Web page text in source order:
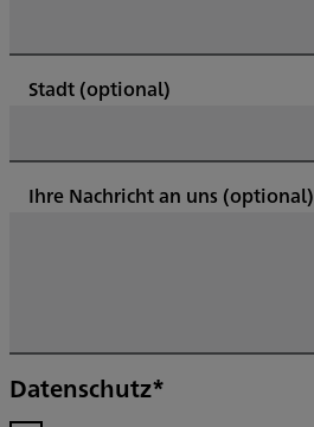
Stadt (optional)
Ihre Nachricht an uns (optional)
Datenschutz*